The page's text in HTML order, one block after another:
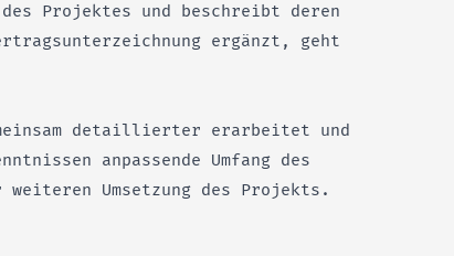
Projektes und beschreibt deren
ergänzt, geht
detaillierter erarbeitet und
anpassende Umfang des
Umsetzung des Projekts.